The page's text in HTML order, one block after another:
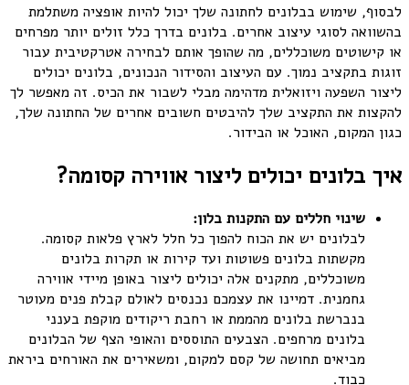
לבסוף, שימוש בבלונים לחתונה שלך יכול להיות אופציה משתלמת
בהשוואה לסוגי עיצוב אחרים. בלונים בדרך כלל זולים יותר מפרחים
או קישוטים משוכללים, מה שהופך אותם לבחירה אטרקטיבית עבור
זוגות בתקציב נמוך. עם העיצוב והסידור הנכונים, בלונים יכולים
ליצור השפעה ויזואלית מדהימה מבלי לשבור את הכיס. זה מאפשר לך
להקצות את התקציב שלך להיבטים חשובים אחרים של החתונה שלך,
כגון המקום, האוכל או הבידור.
איך בלונים יכולים ליצור אווירה קסומה?
שינוי חללים עם התקנות בלון:
לבלונים יש את הכוח להפוך כל חלל לארץ פלאות קסומה.
מקשתות בלונים פשוטות ועד קירות או תקרות בלונים
משוכללים, מתקנים אלה יכולים ליצור באופן מיידי אווירה
גחמנית. דמיינו את עצמכם נכנסים לאולם קבלת פנים מעוטר
בנברשת בלונים מהממת או רחבת ריקודים מוקפת בענני
בלונים מרחפים. הצבעים התוססים והאופי הצף של הבלונים
מביאים תחושה של קסם למקום, ומשאירים את האורחים ביראת
כבוד.